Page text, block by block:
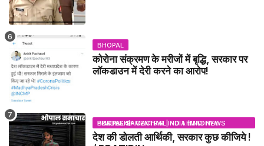
BHOPAL
कोरोना संक्रमण के मरीजों में बृद्धि, सरकार पर
लॉकडाउन में देरी करने का आरोप!
BHOPAL SAMACHAR | NO 1 HINDI NEWS PORTAL OF CENTRAL INDIA (MADHYA PRADESH)
देश की डोलती आर्थिकी, सरकार कुछ कीजिये !